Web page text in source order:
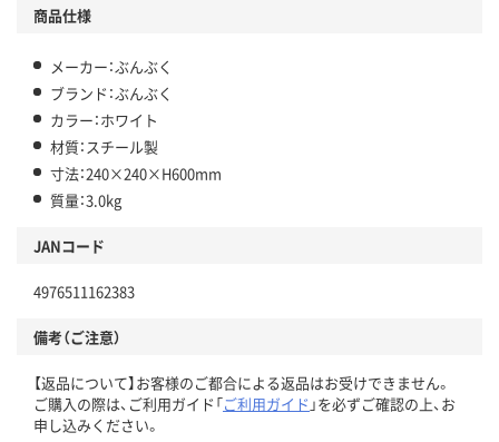
商品仕様
メーカー：ぶんぶく
ブランド：ぶんぶく
カラー：ホワイト
材質：スチール製
寸法：240×240×H600mm
質量：3.0kg
JANコード
4976511162383
備考（ご注意）
【返品について】お客様のご都合による返品はお受けできません。
ご購入の際は、ご利用ガイド「ご利用ガイド 」を必ずご確認の上、お
申し込みください。